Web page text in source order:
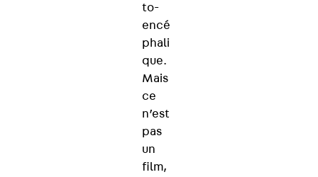
to-
encé
phali
que.
Mais
ce
n’est
pas
un
film,